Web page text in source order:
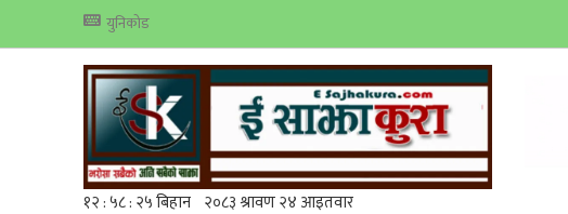
युनिकोड